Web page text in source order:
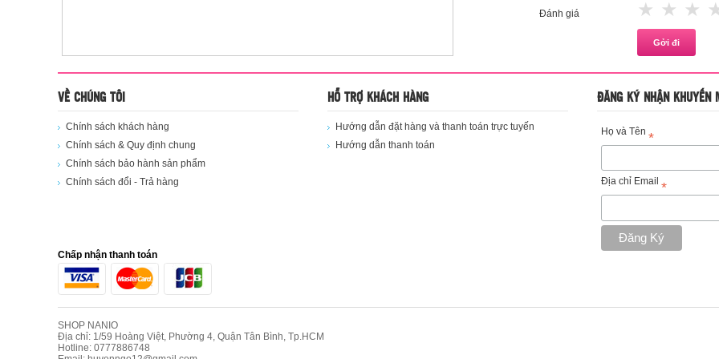
Đánh giá 2
1 star
VỀ CHÚNG TÔI
Chính sách khách hàng
Chính sách & Quy định chung
Chính sách bảo hành sản phẩm
Chính sách đổi - Trả hàng
HỖ TRỢ KHÁCH HÀNG
Hướng dẫn đặt hàng và thanh toán trực tuyến
Hướng dẫn thanh toán
ĐĂNG KÝ NHẬN KHUYẾN
Họ và Tên*
Địa chỉ Email *
Chấp nhận thanh toán
SHOP NANIO
Địa chỉ: 1/59 Hoàng Việt, Phường 4, Quận Tân Bình, Tp.HCM
Hotline: 0777886748